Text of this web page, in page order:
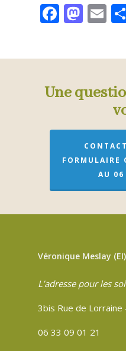
Une
FORMULAIRE
AU
Véronique Meslay (EI)
L’adresse pour les
3bis Rue de
06 33 09 01 21